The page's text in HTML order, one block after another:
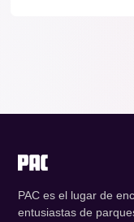
PAC es el lugar de
entusiastas de